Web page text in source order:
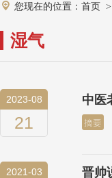
您现在的位置： 首页 >
湿气
2023-08
21
中医
2021-03 晋帅